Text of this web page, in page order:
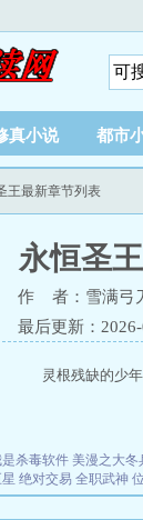
真小说 都市
王最新章节列表
永恒圣王
作 者：雪满弓
最后更新：
灵根残缺的少
杀毒软件 美漫之大冬
绝对交易 全职武神